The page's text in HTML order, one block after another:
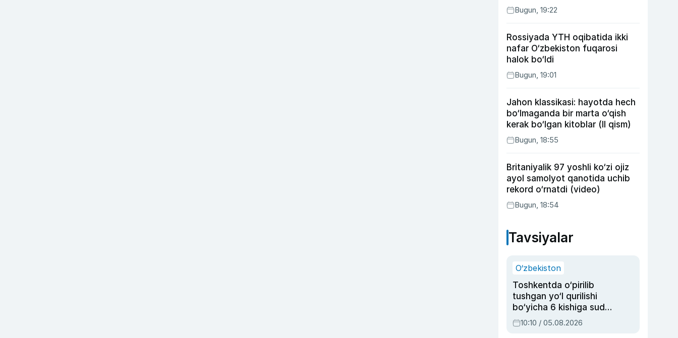
Bugun, 19:22
Rossiyada YTH oqibatida ikki
nafar O‘zbekiston fuqarosi
halok bo‘ldi
Bugun, 19:01
Jahon klassikasi: hayotda hech
bo‘lmaganda bir marta o‘qish
kerak bo‘lgan kitoblar (II qism)
Bugun, 18:55
Britaniyalik 97 yoshli ko‘zi ojiz
ayol samolyot qanotida uchib
rekord o‘rnatdi (video)
Bugun, 18:54
Tavsiyalar
O‘zbekiston
Toshkentda o‘pirilib
tushgan yo‘l qurilishi
bo‘yicha 6 kishiga sud
hukmi o‘qildi
10:10 / 05.08.2026